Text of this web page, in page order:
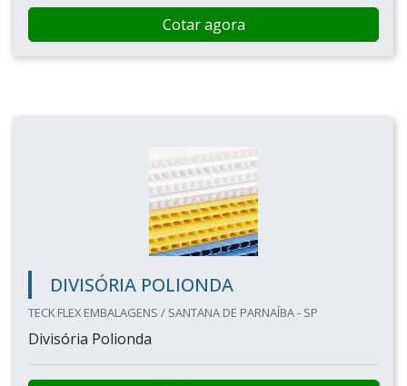
Cotar agora
DIVISÓRIA POLIONDA
TECK FLEX EMBALAGENS / SANTANA DE PARNAÍBA - SP
Divisória Polionda